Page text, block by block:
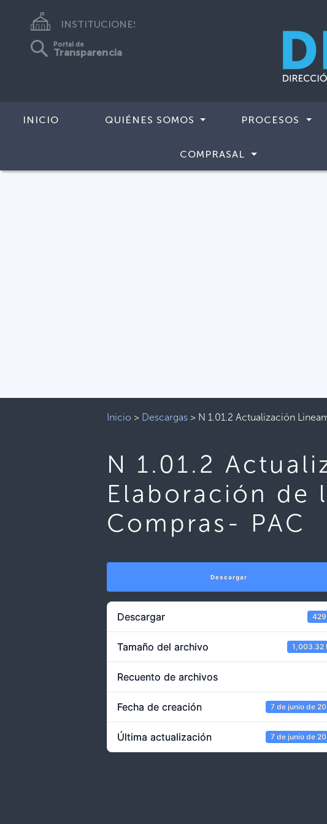
INSTITUCIONES
Portal de
Transparencia
INICIO QUIÉNES SOMOS PROCESOS
COMPRASAL
Inicio > Descargas > N 1.01.2 Actualización
N 1.01.2
Elaboración de
Compras- PAC
Descargar
Descargar
Tamaño del archivo 1,003.32
Recuento de archivos
Fecha de creación 7 de junio de
Última actualización 7 de junio de